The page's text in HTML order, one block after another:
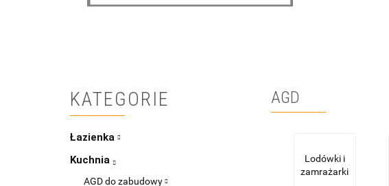
KATEGORIE
Łazienka
Kuchnia
AGD do zabudowy
AGD
Lodówki i
zamrażarki